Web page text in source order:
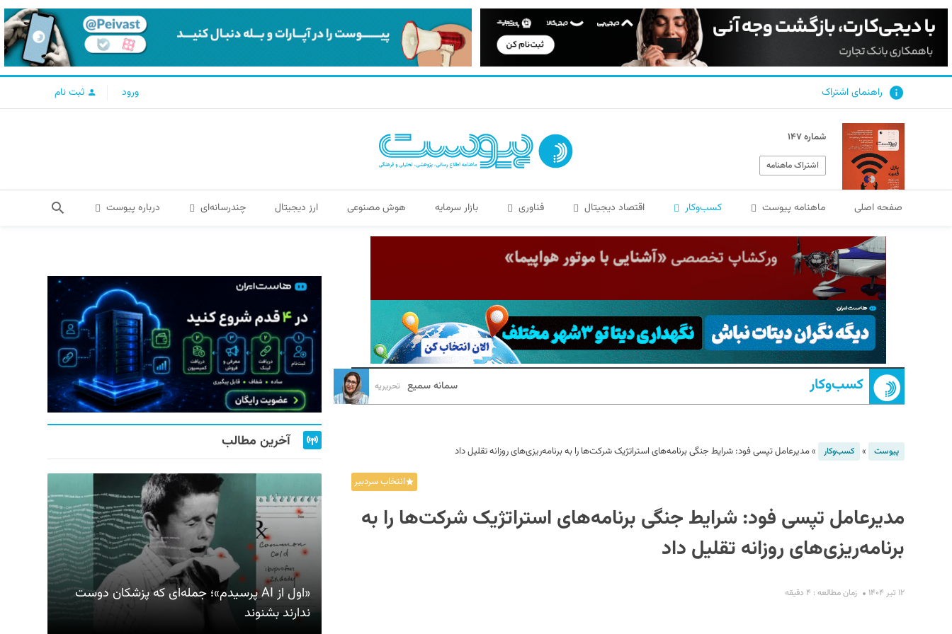
راهنمای اشتراک ورود ثبت نام
شماره ۱۴۷
اشتراک ماهنامه
صفحه اصلی ماهنامه پیوست کسب‌و‌کار اقتصاد دیجیتال فناوری بازار سرمایه هوش مصنوعی ارز دیجیتال چندرسانه‌ای درباره پیوست
کسب‌و‌کار سمانه سمیع تحریریه
پیوست » کسب‌و‌کار »مدیرعامل تپسی فود: شرایط جنگی برنامه‌های استراتژیک شرکت‌ها را به برنامه‌ریزی‌های روزانه تقلیل داد
انتخاب سردبیر
مدیرعامل تپسی فود: شرایط جنگی برنامه‌های استراتژیک شرکت‌ها را به
برنامه‌ریزی‌های روزانه تقلیل داد
۱۲ تیر ۱۴۰۴ زمان مطالعه : ۴ دقیقه
آخرین مطالب
«اول از AI پرسیدم»؛ جمله‌ای که پزشکان دوست
ندارند بشنوند